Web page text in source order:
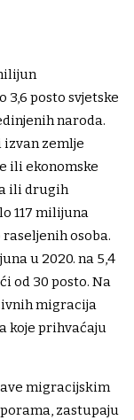
3,6 posto svjetske
naroda.
izvan zemlje
ili ekonomske
ili drugih
117 milijuna
osoba.
u 2020. na 5,4
od 30 posto. Na
migracija
koje prihvaćaju
migracijskim
zastupaju